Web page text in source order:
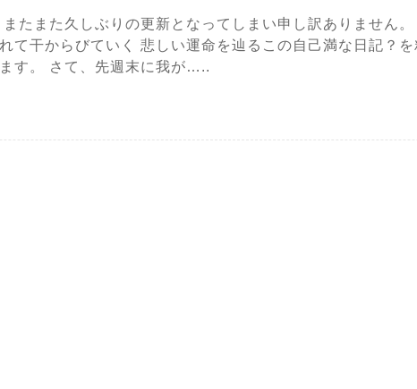
またまた久しぶりの更新となってしまい申し訳ありません
て干からびていく 悲しい運命を辿るこの自己満な日記？
す。 さて、先週末に我が…..